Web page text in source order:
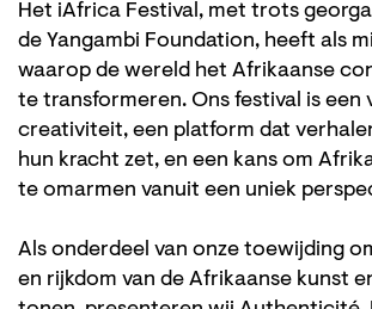
Het iAfrica Festival, met trots
de Yangambi Foundation, heeft als
waarop de wereld het Afrikaanse
te transformeren. Ons festival is een
creativiteit, een platform dat
hun kracht zet, en een kans om
te omarmen vanuit een uniek
Als onderdeel van onze toewijding
en rijkdom van de Afrikaanse kunst